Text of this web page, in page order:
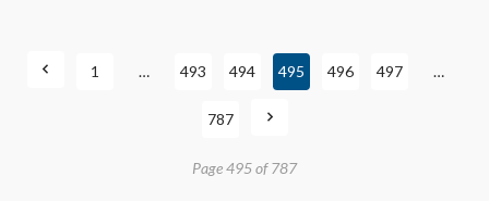
1 … 493 494 495 496 497 …
787
Page 495 of 787